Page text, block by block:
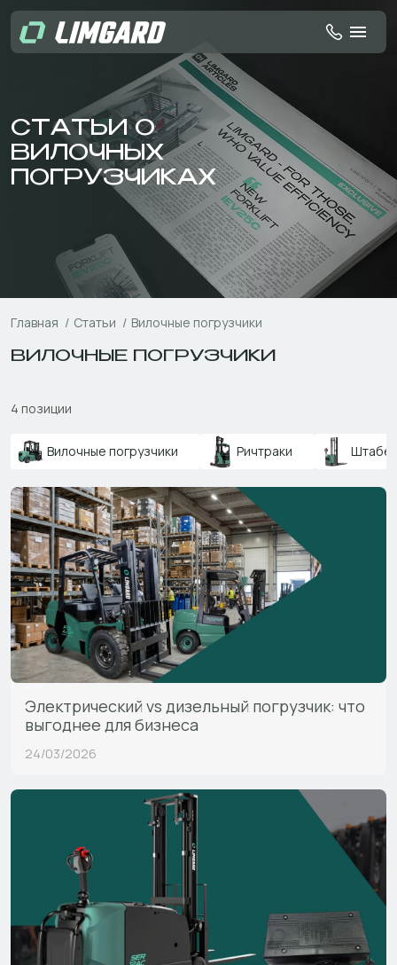
СТАТЬИ О
ВИЛОЧНЫХ
ПОГРУЗЧИКАХ
Главная Статьи Вилочные погрузчики
ВИЛОЧНЫЕ ПОГРУЗЧИКИ
4 позиции
Вилочные погрузчики Ричтраки
Электрический vs дизельный погрузчик: что
выгоднее для бизнеса
24/03/2026